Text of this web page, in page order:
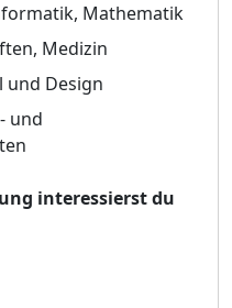
Mathematik
Medizin
und Design
und
interessierst du